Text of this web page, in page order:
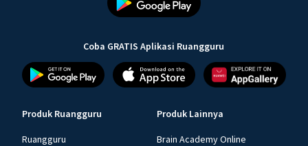
Coba GRATIS Aplikasi Ruangguru
Produk Ruangguru
Ruangguru
Produk Lainnya
Brain Academy Online